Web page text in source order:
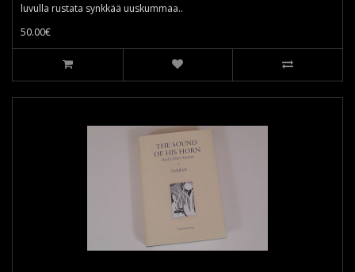
luvulla rustata synkkää uuskummaa..
50.00€